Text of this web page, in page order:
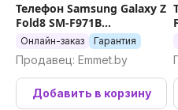
Телефон Samsung Galaxy Z
Fold8 SM-F971B
12GB/256GB (лаванда)
Онлайн-заказ Гарантия
Продавец: Emmet.by
Добавить в корзину